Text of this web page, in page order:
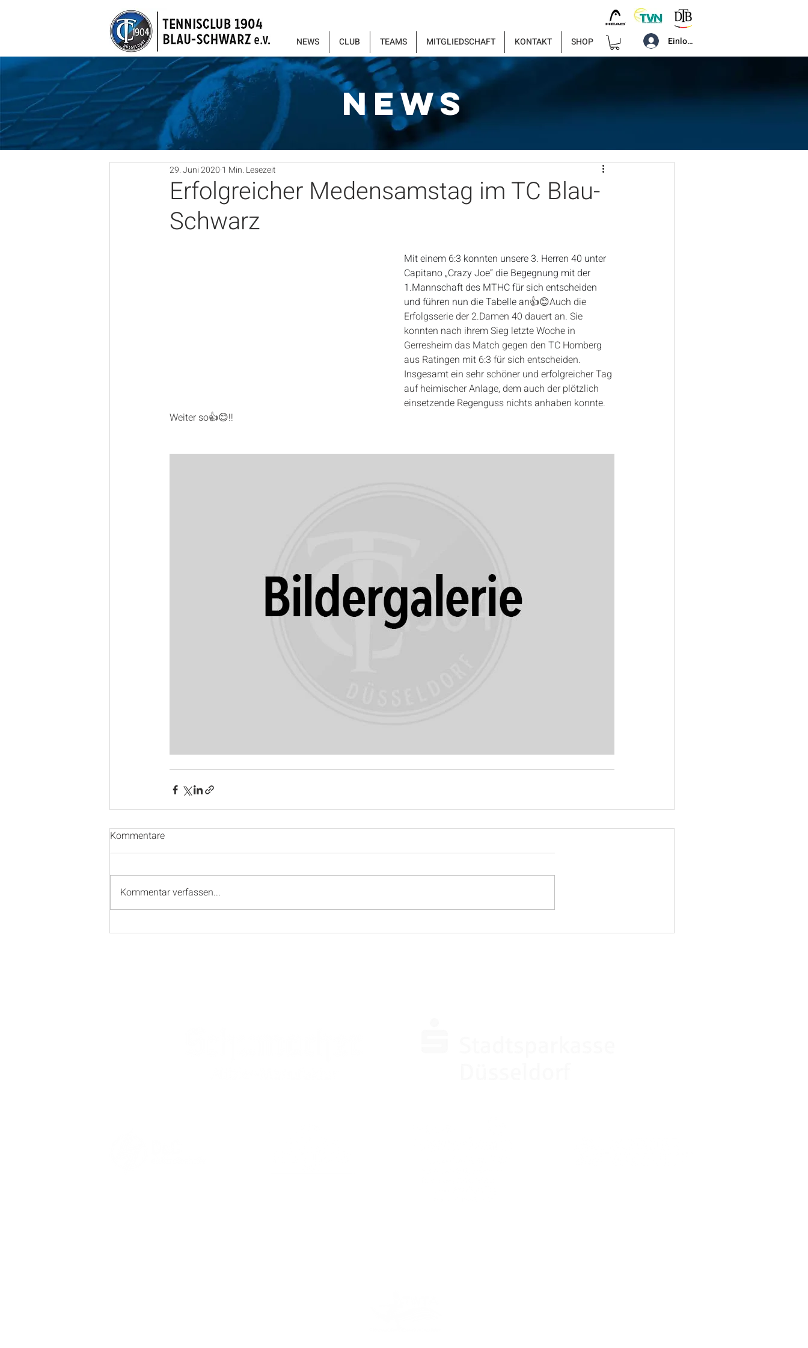
NEWS CLUB TEAMS MITGLIEDSCHAFT KONTAKT SHOP Einloggen
NEWS
Erfolgreicher Medensamstag im TC Blau-
Schwarz
29. Juni 2020 1 Min. Lesezeit
Mit einem 6:3 konnten unsere 3. Herren 40 unter
Capitano „Crazy Joe“ die Begegnung mit der
1.Mannschaft des MTHC für sich entscheiden
und führen nun die Tabelle an👍😊Auch die
Erfolgsserie der 2.Damen 40 dauert an. Sie
konnten nach ihrem Sieg letzte Woche in
Gerresheim das Match gegen den TC Homberg
aus Ratingen mit 6:3 für sich entscheiden.
Insgesamt ein sehr schöner und erfolgreicher Tag
auf heimischer Anlage, dem auch der plötzlich
einsetzende Regenguss nichts anhaben konnte.
Weiter so👍😊!!
Kommentare
Kommentar verfassen...